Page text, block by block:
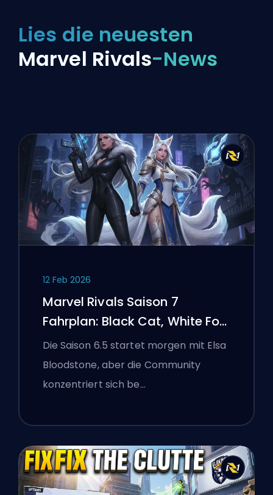
Lies die neuesten
Marvel Rivals-News
12 Feb 2026
Marvel Rivals Saison 7
Fahrplan: Black Cat, White Fox
und das Monsters Take
Manhattan Event
Die Saison 6.5 startet morgen mit Elsa
Bloodstone, aber die Community
konzentriert sich be…